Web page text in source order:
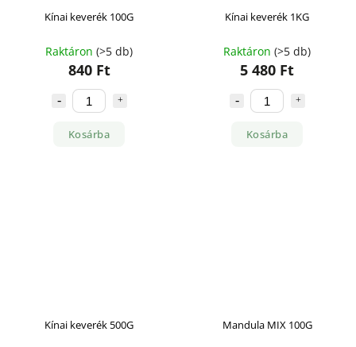
Kínai keverék 100G
Raktáron (>5 db)
840 Ft
Kosárba
Kínai keverék 1KG
Raktáron (>5 db)
5 480 Ft
Kosárba
Kínai keverék 500G Mandula MIX 100G